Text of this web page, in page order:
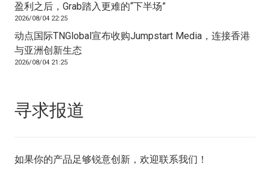
盈利之后，Grab踏入更难的“下半场”
2026/08/04 22:25
动点国际TNGlobal宣布收购Jumpstart Media，连接香港
与亚洲创新生态
2026/08/04 21:25
寻求报道
如果你的产品足够锐意创新，欢迎联系我们 ！